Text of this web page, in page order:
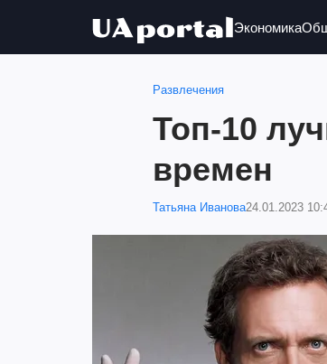
Экономика
Развлечения
Топ-10
времен
Татьяна Иванова24.01.2023